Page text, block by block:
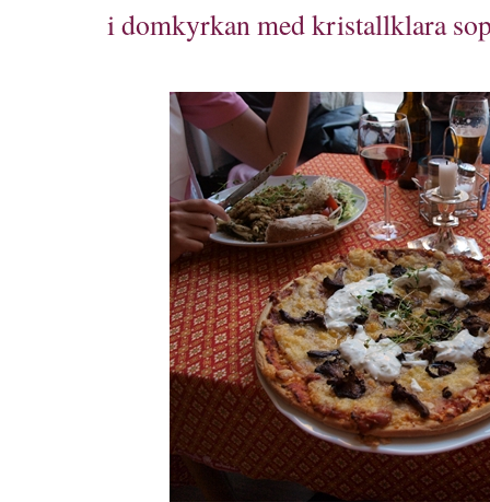
i domkyrkan med kristallklara